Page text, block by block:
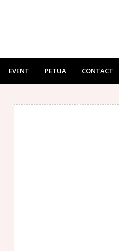
EVENT PETUA CONTACT